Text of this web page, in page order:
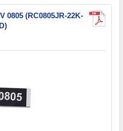
0805 (RC0805JR-22K-